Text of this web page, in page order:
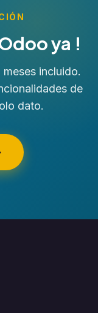
ya !
incluido.
de
dato.